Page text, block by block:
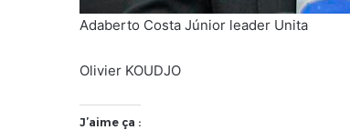
Adaberto Costa Júnior leader Unita
Olivier KOUDJO
J’aime ça :